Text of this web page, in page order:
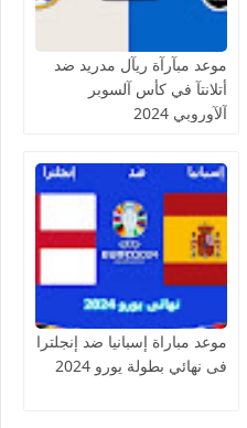
موعد مبآرآة ريآل مدريد ضد
أتلانتآ في كأس آلسوبر
آلآوروبي 2024
موعد مباراة إسبانيا ضد إنجلترا
فى نهائي بطولة يورو 2024